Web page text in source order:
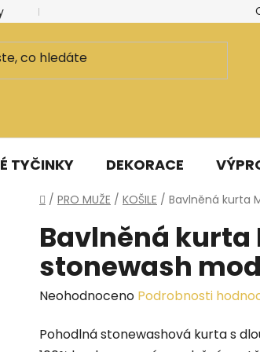
Kancelář a ateliér
TYČINKY DEKORACE
Domů
/ PRO MUŽE / KOŠILE / Bavlněná kurta
Bavlněná
stonewash
Průměrné
produktu
Neohodnoceno Podrobnosti
Pohodlná stonewashová kurta s